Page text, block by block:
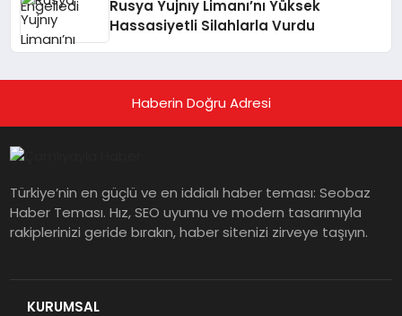
Rusya Yujnıy Limanı’nı Yüksek
Hassasiyetli Silahlarla Vurdu
Haberin Doğru Adresi
Türkiye’nin en güçlü ve en iddialı haber teması: Seobaz
Haber Teması. Hız, SEO uyumu ve modern tasarımıyla
rakiplerinizi geride bırakın, haber sitenizi zirveye taşıyın.
KURUMSAL